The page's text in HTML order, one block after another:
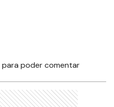
para poder comentar